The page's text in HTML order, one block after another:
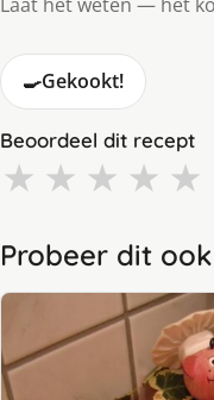
🍳Gekookt!
Beoordeel dit recept
★ ★ ★ ★ ★
Probeer dit ook